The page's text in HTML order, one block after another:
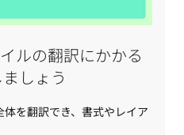
ルの翻訳にかかる
しょう
を翻訳でき、書式やレイア